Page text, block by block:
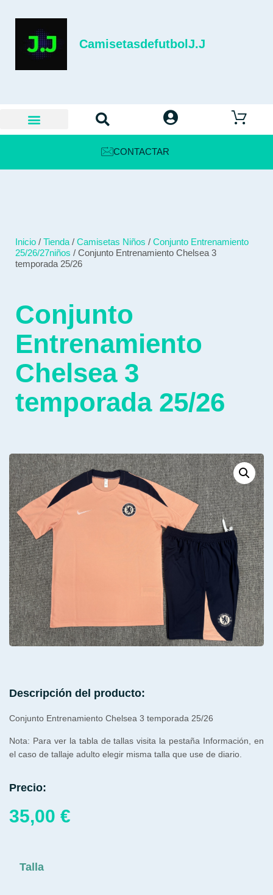
CamisetasdefutbolJ.J
CONTACTAR
Inicio / Tienda / Camisetas Niños / Conjunto Entrenamiento
25/26/27niños / Conjunto Entrenamiento Chelsea 3
temporada 25/26
Conjunto
Entrenamiento
Chelsea 3
temporada 25/26
Descripción del producto:
Conjunto Entrenamiento Chelsea 3 temporada 25/26
Nota: Para ver la tabla de tallas visita la pestaña Información, en
el caso de tallaje adulto elegir misma talla que use de diario.
Precio:
35,00 €
Talla